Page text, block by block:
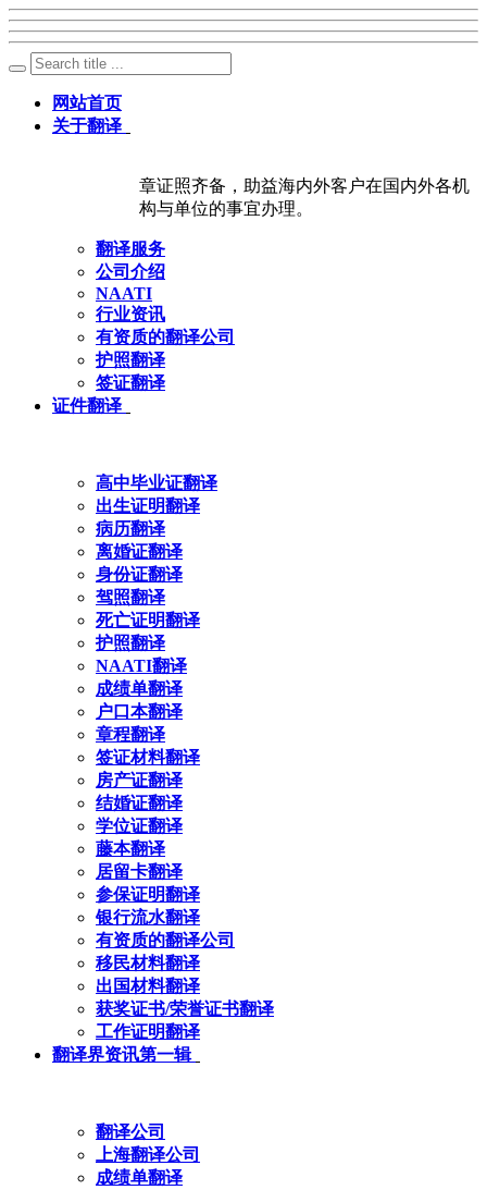
网站首页
关于翻译
章证照齐备，助益海内外客户在国内外各机
构与单位的事宜办理。
翻译服务
公司介绍
NAATI
行业资讯
有资质的翻译公司
护照翻译
签证翻译
证件翻译
高中毕业证翻译
出生证明翻译
病历翻译
离婚证翻译
身份证翻译
驾照翻译
死亡证明翻译
护照翻译
NAATI翻译
成绩单翻译
户口本翻译
章程翻译
签证材料翻译
房产证翻译
结婚证翻译
学位证翻译
藤本翻译
居留卡翻译
参保证明翻译
银行流水翻译
有资质的翻译公司
移民材料翻译
出国材料翻译
获奖证书/荣誉证书翻译
工作证明翻译
翻译界资讯第一辑
翻译公司
上海翻译公司
成绩单翻译